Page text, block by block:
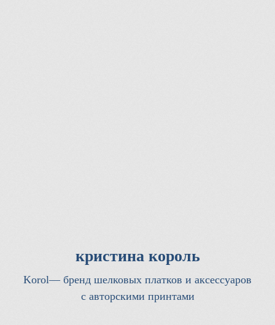
кристина король
Korol— бренд шелковых платков и аксессуаров
с авторскими принтами